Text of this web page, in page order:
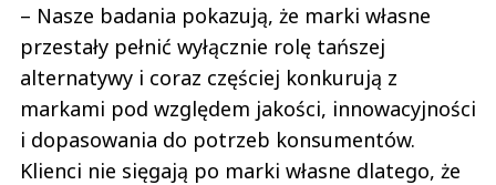
– Nasze badania pokazują, że marki własne
przestały pełnić wyłącznie rolę tańszej
alternatywy i coraz częściej konkurują z
markami pod względem jakości, innowacyjności
i dopasowania do potrzeb konsumentów.
Klienci nie sięgają po marki własne dlatego, że